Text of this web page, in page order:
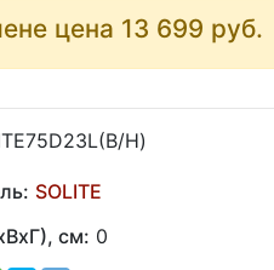
цена 13 699 руб.
Н)
SOLITE
см: 0